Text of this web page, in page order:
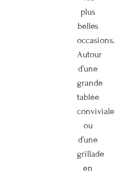
plus
belles
occasions.
Autour
d’une
grande
tablée
conviviale
ou
d’une
grillade
en